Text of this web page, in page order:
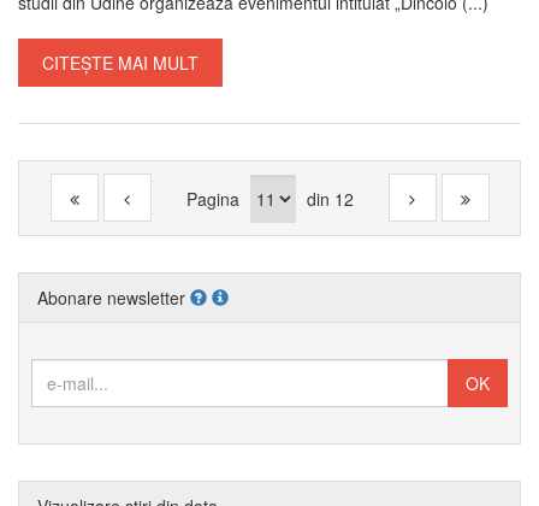
CITEȘTE MAI MULT
Pagina din 12
Abonare newsletter